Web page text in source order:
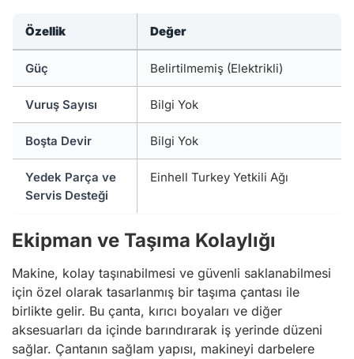
Özellik Değer
Güç Belirtilmemiş (Elektrikli)
Vuruş Sayısı Bilgi Yok
Boşta Devir Bilgi Yok
Yedek Parça ve
Servis Desteği
Einhell Turkey Yetkili Ağı
Ekipman ve Taşıma Kolaylığı
Makine, kolay taşınabilmesi ve güvenli saklanabilmesi
için özel olarak tasarlanmış bir taşıma çantası ile
birlikte gelir. Bu çanta, kırıcı boyaları ve diğer
aksesuarları da içinde barındırarak iş yerinde düzeni
sağlar. Çantanın sağlam yapısı, makineyi darbelere